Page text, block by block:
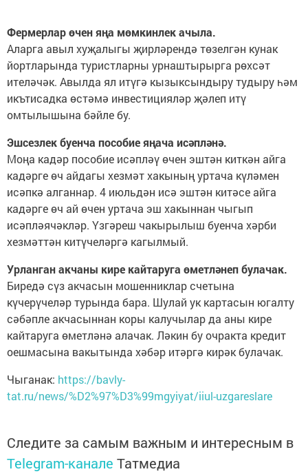
Фермерлар өчен яңа мөмкинлек ачыла.
Аларга авыл хуҗалыгы җирләрендә төзелгән кунак
йортларында туристларны урнаштырырга рөхсәт
ителәчәк. Авылда ял итүгә кызыксындыру тудыру һәм
икътисадка өстәмә инвестицияләр җәлеп итү
омтылышына бәйле бу.
Эшсезлек буенча пособие яңача исәпләнә.
Моңа кадәр пособие исәпләү өчен эштән киткән айга
кадәрге өч айдагы хезмәт хакының уртача күләмен
исәпкә алганнар. 4 июльдән исә эштән китәсе айга
кадәрге өч ай өчен уртача эш хакыннан чыгып
исәпләячәкләр. Үзгәреш чакырылыш буенча хәрби
хезмәттән китүчеләргә кагылмый.
Урланган акчаны кире кайтаруга өметләнеп булачак.
Биредә сүз акчасын мошенниклар счетына
күчерүчеләр турында бара. Шулай ук картасын югалту
сәбәпле акчасыннан коры калучылар да аны кире
кайтаруга өметләнә алачак. Ләкин бу очракта кредит
оешмасына вакытында хәбәр итәргә кирәк булачак.
Чыганак: https://bavly-
tat.ru/news/%D2%97%D3%99mgyiyat/iiul-uzgareslare
Следите за самым важным и интересным в
Telegram-канале Татмедиа